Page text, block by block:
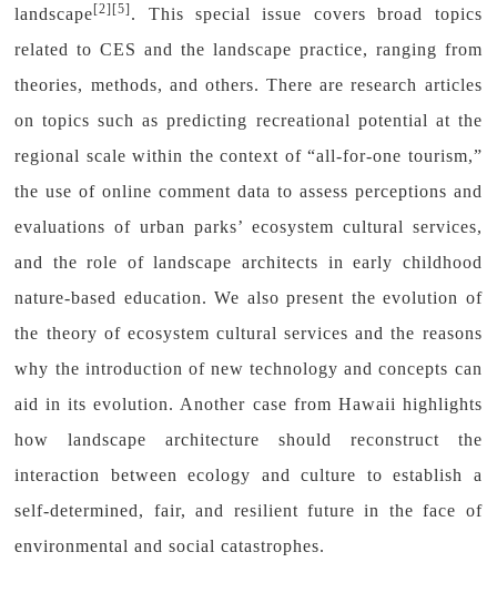
landscape[2][5] . This special issue covers broad topics
related to CES and the landscape practice, ranging from
theories, methods, and others. There are research articles
on topics such as predicting recreational potential at the
regional scale within the context of “all-for-one tourism,”
the use of online comment data to assess perceptions and
evaluations of urban parks’ ecosystem cultural services,
and the role of landscape architects in early childhood
nature-based education. We also present the evolution of
the theory of ecosystem cultural services and the reasons
why the introduction of new technology and concepts can
aid in its evolution. Another case from Hawaii highlights
how landscape architecture should reconstruct the
interaction between ecology and culture to establish a
self-determined, fair, and resilient future in the face of
environmental and social catastrophes.